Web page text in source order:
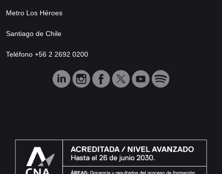
Metro Los Héroes
Santiago de Chile
Teléfono +56 2 2692 0200